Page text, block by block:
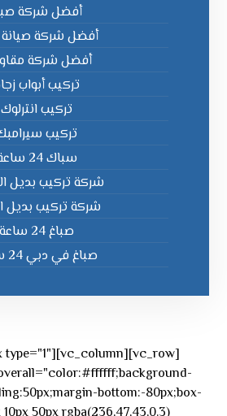
أفضل شركة
أفضل شركة صيانة
أفضل شركة
تركيب أبواب
تركيب انترلوك
تركيب
سباك 24 ساعة
شركة تركيب بديل
شركة تركيب بديل
صباغ 24 ساعة
صباغ في دبي 24 ساعة
type="1"
bottom:-80px;box-